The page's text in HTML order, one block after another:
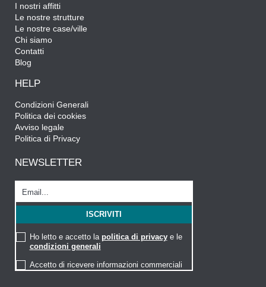
I nostri affitti
Le nostre strutture
Le nostre case/ville
Chi siamo
Contatti
Blog
HELP
Condizioni Generali
Politica dei cookies
Avviso legale
Politica di Privacy
NEWSLETTER
Ho letto e accetto la politica di privacye le
condizioni generali
Accetto di ricevere informazioni commerciali